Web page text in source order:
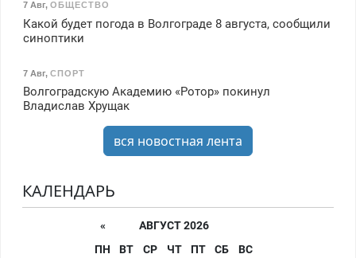
7 Авг, ОБЩЕСТВО
Какой будет погода в Волгограде 8 августа, сообщили
синоптики
7 Авг, СПОРТ
Волгоградскую Академию «Ротор» покинул
Владислав Хрущак
вся новостная лента
КАЛЕНДАРЬ
«
АВГУСТ 2026
ПН
ВТ СР ЧТ ПТ СБ
ВС